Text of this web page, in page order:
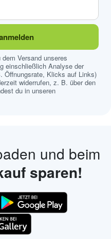
Versand unseres
einschließlich Analyse der
Öffnungsrate, Klicks auf Links)
widerrufen, z. B. über den
du in unseren
und beim
sparen!